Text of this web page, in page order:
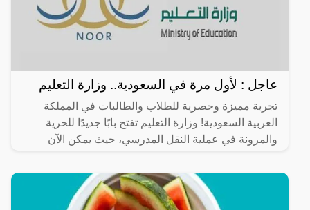
عاجل : لأول مرة في السعودية.. وزارة التعليم
تجربة مميزة وحصرية للطلاب والطالبات في المملكة
العربية السعودية! وزارة التعليم تفتح بابًا جديدًا للحرية
والمرونة في عملية النقل المدرسي، حيث يمكن الآن